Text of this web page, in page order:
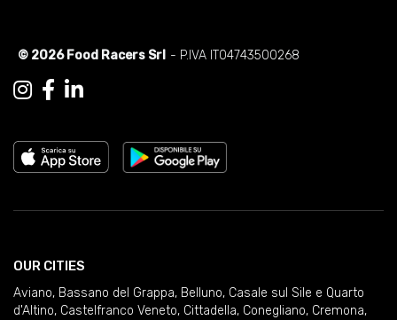
© 2026 Food Racers Srl - P.IVA IT04743500268
OUR CITIES
Aviano, Bassano del Grappa, Belluno, Casale sul Sile e Quarto
d'Altino, Castelfranco Veneto, Cittadella, Conegliano, Cremona,